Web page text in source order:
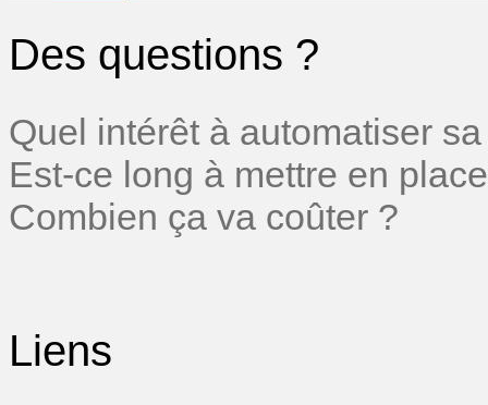
Des questions ?
Quel intérêt à automatiser
Est-ce long à mettre en
Combien ça va coûter ?
Liens